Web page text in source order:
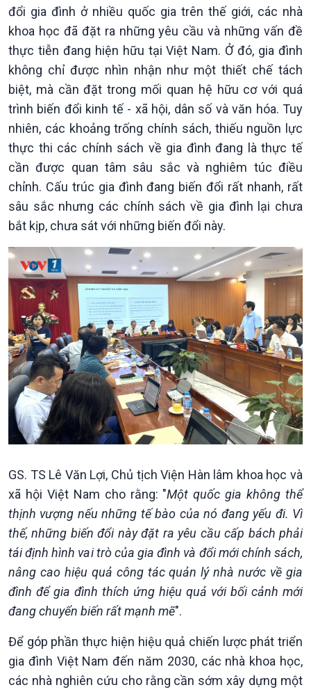
Khởi nghiệp
Tuyên chiến với gian lận
thương mại
Tâm tình biên giới và hải
đảo
Tìm hiểu biển, đảo Việt
Nam
Xã hội
Tin Đời sống & Xã hội
360 độ Sức khỏe
Chuyển đổi Xanh
Tài nguyên và Môi trường
Chuyên gia của bạn
Xã hội chuyển động
Bước chân đến trường
Khoa học & Công nghệ
Tin Khoa học & Công nghệ
Kết nối công nghệ
Sống chung với biến đổi
khí hậu
đổi gia đình ở nhiều quốc gia trên thế giới, các nhà
khoa học đã đặt ra những yêu cầu và những vấn đề
thực tiễn đang hiện hữu tại Việt Nam. Ở đó, gia đình
không chỉ được nhìn nhận như một thiết chế tách
biệt, mà cần đặt trong mối quan hệ hữu cơ với quá
trình biến đổi kinh tế - xã hội, dân số và văn hóa. Tuy
nhiên, các khoảng trống chính sách, thiếu nguồn lực
thực thi các chính sách về gia đình đang là thực tế
cần được quan tâm sâu sắc và nghiêm túc điều
chỉnh. Cấu trúc gia đình đang biến đổi rất nhanh, rất
sâu sắc nhưng các chính sách về gia đình lại chưa
bắt kịp, chưa sát với những biến đổi này.
GS. TS Lê Văn Lợi, Chủ tịch Viện Hàn lâm khoa học và
xã hội Việt Nam cho rằng: "Một quốc gia không thể
thịnh vượng nếu những tế bào của nó đang yếu đi. Vì
thế, những biến đổi này đặt ra yêu cầu cấp bách phải
tái định hình vai trò của gia đình và đổi mới chính sách,
nâng cao hiệu quả công tác quản lý nhà nước về gia
đình để gia đình thích ứng hiệu quả với bối cảnh mới
đang chuyển biến rất mạnh mẽ".
Để góp phần thực hiện hiệu quả chiến lược phát triển
gia đình Việt Nam đến năm 2030, các nhà khoa học,
các nhà nghiên cứu cho rằng cần sớm xây dựng một